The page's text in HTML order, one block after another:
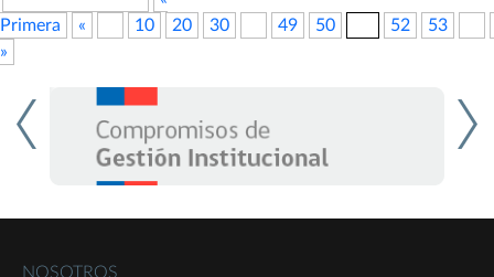
Primera
« 10 20 30 49 50 52 53
»
NOSOTROS